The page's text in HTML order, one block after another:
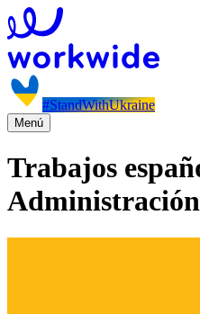
#StandWithUkraine
Menú
Trabajos